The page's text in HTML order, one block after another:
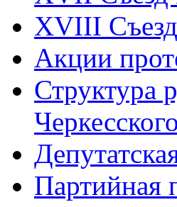
XVIII
Акции
Структура
Партийная